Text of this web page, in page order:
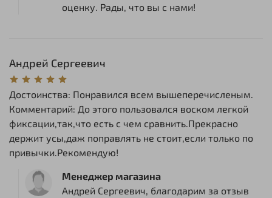
оценку. Рады, что вы с нами!
Андрей Сергеевич
Достоинства: Понравился всем вышеперечисленым.
Комментарий: До этого пользовался воском легкой
фиксации,так,что есть с чем сравнить.Прекрасно
держит усы,даж поправлять не стоит,если только по
привычки.Рекомендую!
Менеджер магазина
Андрей Сергеевич, благодарим за отзыв